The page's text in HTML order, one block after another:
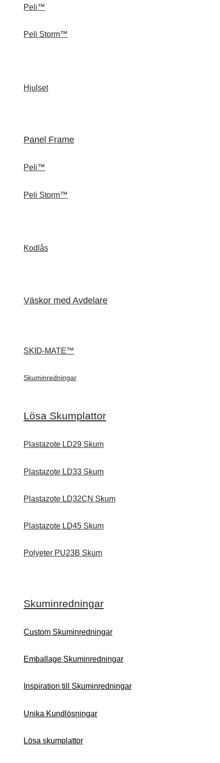
Peli™
Peli Storm™
Hjulset
Panel Frame
Peli™
Peli Storm™
Kodlås
Väskor med Avdelare
SKID-MATE™
Skuminredningar
Lösa Skumplattor
Plastazote LD29 Skum
Plastazote LD33 Skum
Plastazote LD32CN Skum
Plastazote LD45 Skum
Polyeter PU23B Skum
Skuminredningar
Custom Skuminredningar
Emballage Skuminredningar
Inspiration till Skuminredningar
Unika Kundlösningar
Lösa skumplattor